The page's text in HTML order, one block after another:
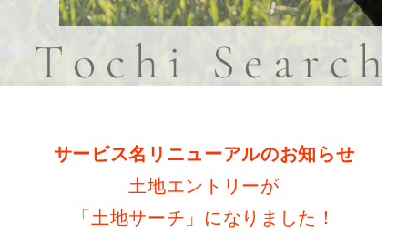
サービス名リニューアルのお知らせ
土地エントリーが
「土地サーチ」になりました！